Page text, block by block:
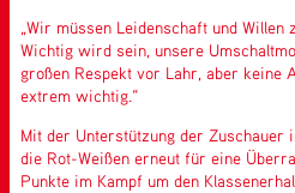
„Wir müssen Leidenschaft und Willen
Wichtig wird sein, unsere
großen Respekt vor Lahr, aber keine
extrem wichtig.“
Mit der Unterstützung der Zuschauer
die Rot-Weißen erneut für eine
Punkte im Kampf um den